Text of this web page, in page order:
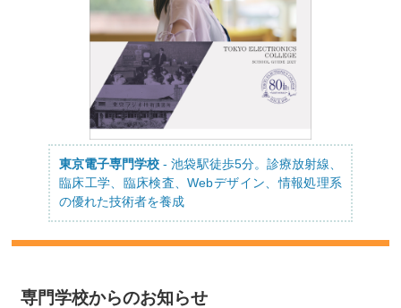
東京電子専門学校 - 池袋駅徒歩5分。診療放射線、
臨床工学、臨床検査、Webデザイン、情報処理系
の優れた技術者を養成
専門学校からのお知らせ